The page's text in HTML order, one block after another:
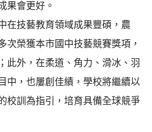
果會更好。
在技藝教育領域成果豐碩，農
次榮獲本市國中技藝競賽獎項，
此外，在柔道、角力、滑冰、羽
中，也屢創佳績，學校將繼續以
校訓為指引，培育具備全球競爭